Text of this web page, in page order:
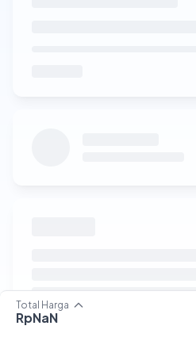
Total Harga
RpNaN